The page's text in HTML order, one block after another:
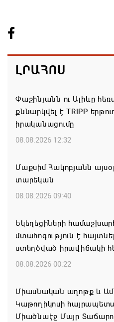
ԼՐԱՀՈՍ
Փաշինյանն ու Ալիևը
քննարկվել է TRIPP
իրականացումը
08.08.2026 12:32
Մաքսիմ Հակոբյանն
տարեկան
08.08.2026 09:40
Եկեղեցիների
մտահոգություն է
ստեղծված իրավիճակի
08.08.2026 00:22
Միասնական աղոթք և
Կաթողիկոսի
Միածնաէջ Մայր